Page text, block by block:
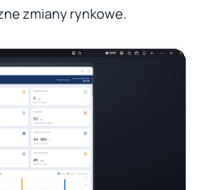
zmiany rynkowe.